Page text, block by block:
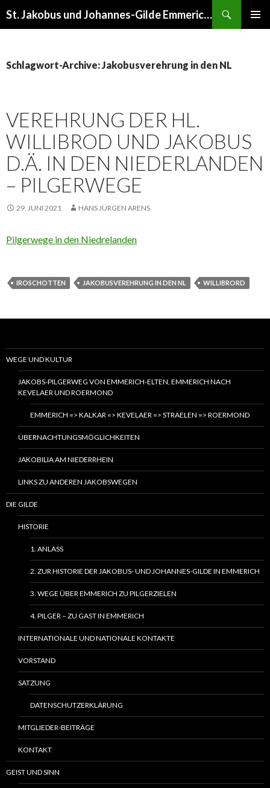
St. Jakobus und Johannes-Gilde Emmerich am Rhein
Schlagwort-Archive: Jakobusverehrung in den NL
VEREHRUNG DER HL.
WILLIBROD UND JAKOBUS
D.Ä. IN DEN NIEDERLANDEN
– PILGERWEGE
29. JUNI 2021 HANS JÜRGEN ARENS
Pilgerwege in den Niedrelanden
IROSCHOTTEN JAKOBUSVEREHRUNG IN DEN NL WILLIBRORD
WEGE UND KULTUR
JAKOBS-PILGERWEG VON EMMERICH-ELTEN, EMMERICH NACH
KEVELAER UND ROERMOND
EMMERICH => KALKAR => KEVELAER => STRAELEN => ROERMOND
ÜBERNACHTUNGSMÖGLICHKEITEN
JAKOBILIA AM NIEDERRHEIN
LINKS ZU ANDEREN JAKOBSWEGEN
DIE GILDE
HISTORIE
1. ANLASS
2. ZUR HISTORIE DER JAKOBUS- UND JOHANNES-GILDE IN EMMERICH
3. WEGE ÜBER EMMERICH ZU PILGERZIELEN
4. PILGER – ZU GAST IN EMMERICH
INTERNATIONALE UND NATIONALE KONTAKTE
VORSTAND
SATZUNG
DATENSCHUTZERKLÄRUNG
MITGLIEDER-BEITRÄGE
KONTAKT
GEIST UND SINN